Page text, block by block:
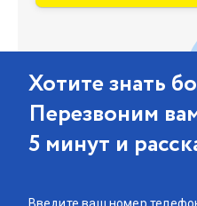
Хотите знать
Перезвоним
5 минут и
Введите ваш номер